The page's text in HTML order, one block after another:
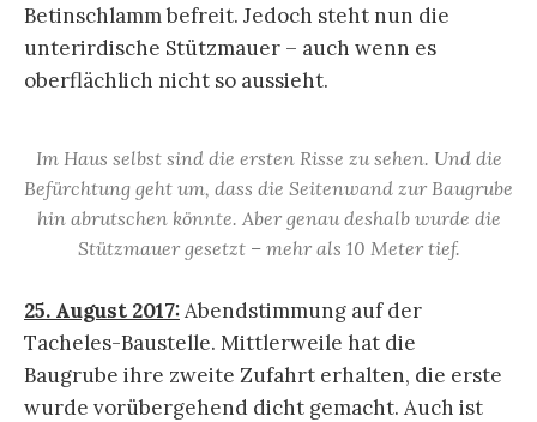
Betinschlamm befreit. Jedoch steht nun die
unterirdische Stützmauer – auch wenn es
oberflächlich nicht so aussieht.
Im Haus selbst sind die ersten Risse zu sehen. Und die
Befürchtung geht um, dass die Seitenwand zur Baugrube
hin abrutschen könnte. Aber genau deshalb wurde die
Stützmauer gesetzt – mehr als 10 Meter tief.
25. August 2017:Abendstimmung auf der
Tacheles-Baustelle. Mittlerweile hat die
Baugrube ihre zweite Zufahrt erhalten, die erste
wurde vorübergehend dicht gemacht. Auch ist